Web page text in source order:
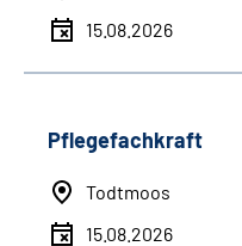
15.08.2026
Pflegefachkraft
Todtmoos
15.08.2026